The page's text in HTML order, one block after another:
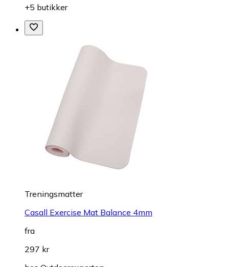
+5 butikker
Treningsmatter
Casall Exercise Mat Balance 4mm
fra
297 kr